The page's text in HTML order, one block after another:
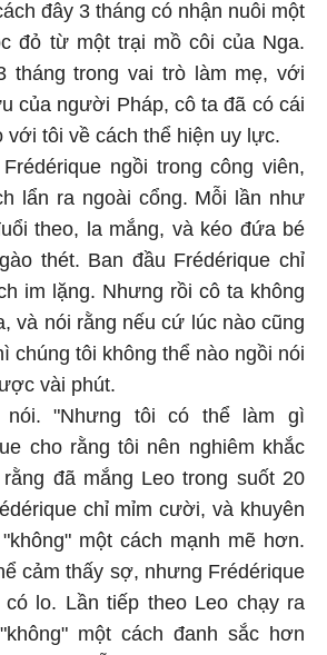
đây 3 tháng có nhận nuôi một
đỏ từ một trại mồ côi của Nga.
tháng trong vai trò làm mẹ, với
của người Pháp, cô ta đã có cái
với tôi về cách thể hiện uy lực.
ngồi trong công viên,
lẩn ra ngoài cổng. Mỗi lần như
theo, la mắng, và kéo đứa bé
thét. Ban đầu Frédérique chỉ
im lặng. Nhưng rồi cô ta không
và nói rằng nếu cứ lúc nào cũng
chúng tôi không thể nào ngồi nói
vài phút.
nói. "Nhưng tôi có thể làm gì
cho rằng tôi nên nghiêm khắc
đã mắng Leo trong suốt 20
chỉ mỉm cười, và khuyên
một cách mạnh mẽ hơn.
cảm thấy sợ, nhưng Frédérique
lo. Lần tiếp theo Leo chạy ra
một cách đanh sắc hơn